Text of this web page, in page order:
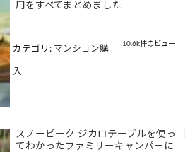
用をすべてまとめました
10.6k件のビュー
カテゴリ: マンション購
入
スノーピーク ジカロテーブルを使っ
てわかったファミリーキャンパーに